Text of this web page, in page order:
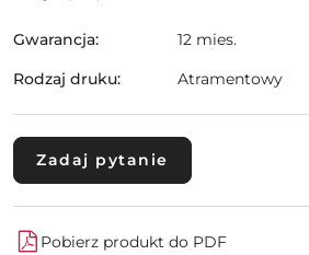
Gwarancja:
12 mies.
Rodzaj druku:
Atramentowy
Zadaj pytanie
Pobierz produkt do PDF